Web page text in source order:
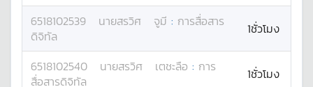
6518102539 นายสรวิศ จูมี : การสื่อสาร
ดิจิทัล
1ชั่วโมง
6518102540 นายสรวิศ เตชะลือ : การ
สื่อสารดิจิทัล
1ชั่วโมง